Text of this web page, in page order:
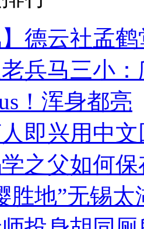
】德云社孟
兵马三小
！浑身都亮
即兴用中
之父如何
胜地”无锡